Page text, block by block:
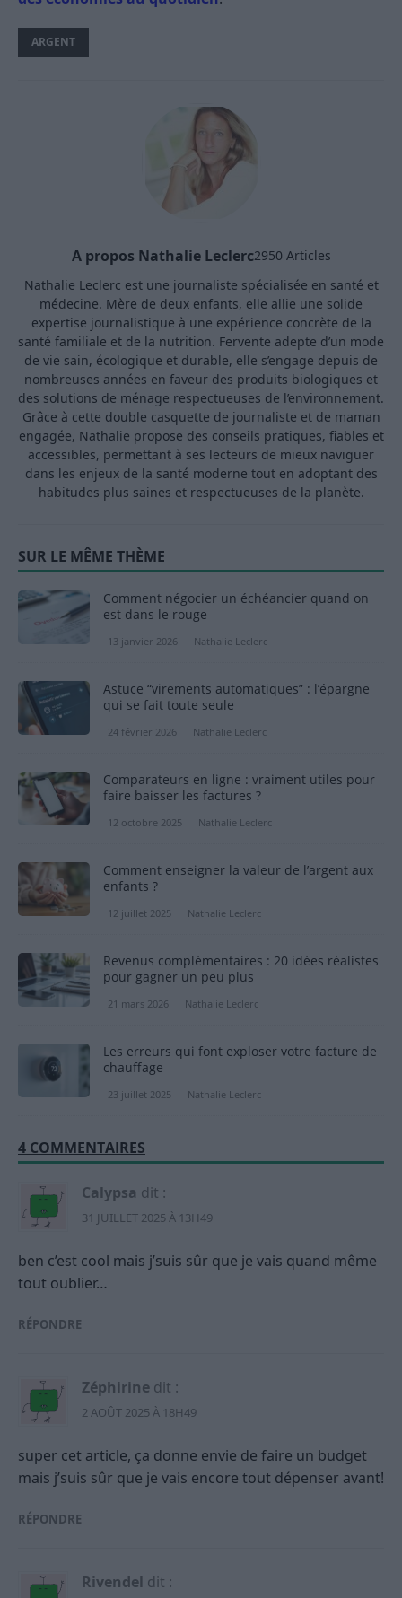
ARGENT
A propos Nathalie Leclerc2950 Articles
Nathalie Leclerc est une journaliste spécialisée en santé et
médecine. Mère de deux enfants, elle allie une solide
expertise journalistique à une expérience concrète de la
santé familiale et de la nutrition. Fervente adepte d’un mode
de vie sain, écologique et durable, elle s’engage depuis de
nombreuses années en faveur des produits biologiques et
des solutions de ménage respectueuses de l’environnement.
Grâce à cette double casquette de journaliste et de maman
engagée, Nathalie propose des conseils pratiques, fiables et
accessibles, permettant à ses lecteurs de mieux naviguer
dans les enjeux de la santé moderne tout en adoptant des
habitudes plus saines et respectueuses de la planète.
SUR LE MÊME THÈME
Comment négocier un échéancier quand on
est dans le rouge
13 janvier 2026 Nathalie Leclerc
Astuce “virements automatiques” : l’épargne
qui se fait toute seule
24 février 2026 Nathalie Leclerc
Comparateurs en ligne : vraiment utiles pour
faire baisser les factures ?
12 octobre 2025 Nathalie Leclerc
Comment enseigner la valeur de l’argent aux
enfants ?
12 juillet 2025 Nathalie Leclerc
Revenus complémentaires : 20 idées réalistes
pour gagner un peu plus
21 mars 2026 Nathalie Leclerc
Les erreurs qui font exploser votre facture de
chauffage
23 juillet 2025 Nathalie Leclerc
4 COMMENTAIRES
Calypsa dit :
31 JUILLET 2025 À 13H49
ben c’est cool mais j’suis sûr que je vais quand même
tout oublier…
RÉPONDRE
Zéphirine dit :
2 AOÛT 2025 À 18H49
super cet article, ça donne envie de faire un budget
mais j’suis sûr que je vais encore tout dépenser avant!
RÉPONDRE
Rivendel dit :